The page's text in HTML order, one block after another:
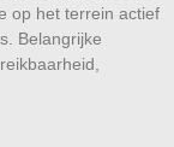
op het terrein actief
Belangrijke